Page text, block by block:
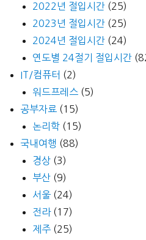
2022년 절입시간 (25)
2023년 절입시간 (25)
2024년 절입시간 (24)
연도별 24절기 절입시간
IT/컴퓨터 (2)
워드프레스 (5)
공부자료 (15)
논리학 (15)
국내여행 (88)
경상 (3)
부산 (9)
서울 (24)
전라(17)
제주 (25)